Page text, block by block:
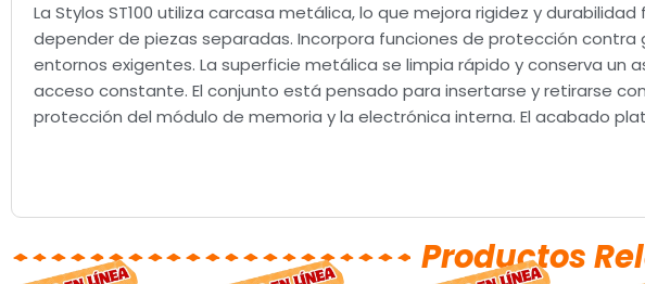
La Stylos ST100 utiliza carcasa metálica, lo que mejora rigidez y
depender de piezas separadas. Incorpora funciones de protección
entornos exigentes. La superficie metálica se limpia rápido y conserva un
acceso constante. El conjunto está pensado para insertarse y retirarse
protección del módulo de memoria y la electrónica interna. El acabado
Productos